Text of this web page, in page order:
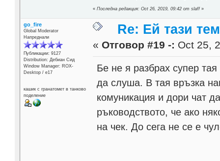
«Последна редакция: Oct 26, 2019, 09:42 от slaff»
go_fire
Global Moderator
Напреднали
Публикации: 9127
Distribution: Дебиан Сид
Window Manager: ROX-
Desktop / е17
кашик с гранатомет в танково
поделение
Re: Ей тази
« Отговор #19 -: Oct 25,
Бе не я разбрах супер
да слуша. В тая връзка
комуникация и дори чат
ръководството, че ако
на чек. До сега не се е